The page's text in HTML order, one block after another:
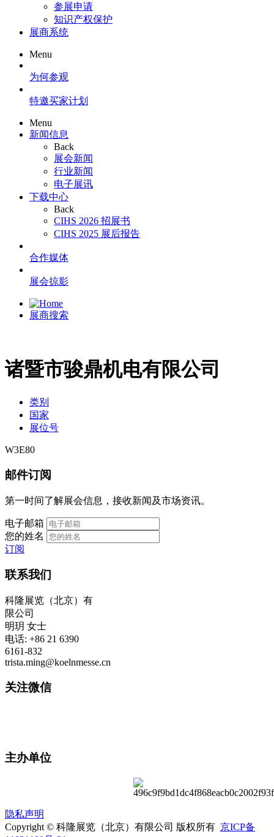
参展申请
知识产权保护
展商系统
Menu
为何参观
特邀买家计划
Menu
新闻信息
Back
展会新闻
行业新闻
电子展讯
下载中心
Back
CIHS 2026 招展书
CIHS 2025 展后报告
合作媒体
展会掠影
展商搜索
诸暨市骏鼎机电有限公司
类别
国家
展位号
W3E80
邮件订阅
第一时间了解展会信息，接收新闻及市场资讯。
电子邮箱
您的姓名
订阅
联系我们
科隆展览（北京）有
限公司
明玥 女士
电话: +86 21 6390
6161-832
trista.ming@koelnmesse.cn
关注微信
主办单位
隐私声明
Copyright © 科隆展览（北京）有限公司 版权所有 京ICP备